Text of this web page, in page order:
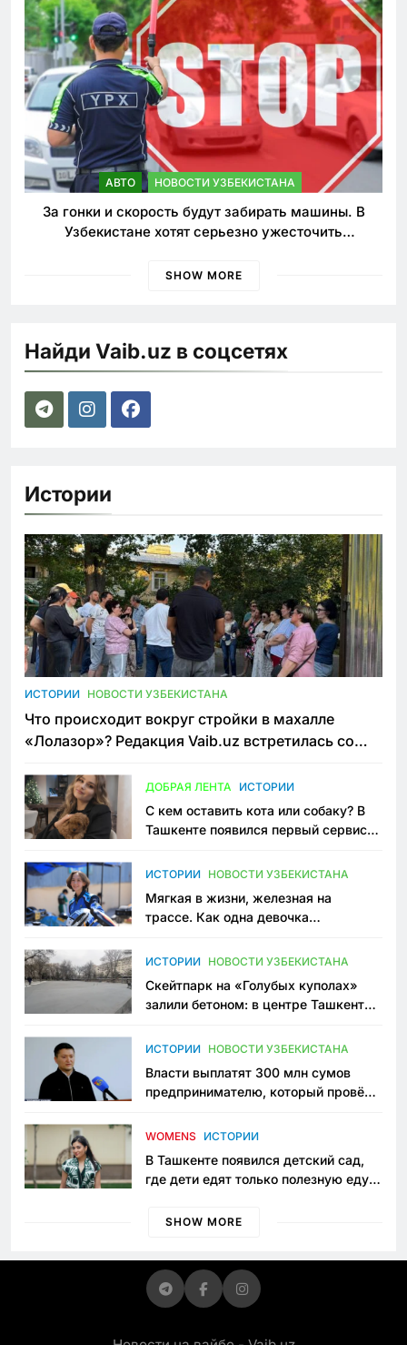
АВТО НОВОСТИ УЗБЕКИСТАНА
За гонки и скорость будут забирать машины. В
Узбекистане хотят серьезно ужесточить
SHOW MORE
Найди Vaib.uz в соцсетях
Истории
ИСТОРИИ НОВОСТИ УЗБЕКИСТАНА
Что происходит вокруг стройки в махалле
«Лолазор»? Редакция Vaib.uz встретилась со
ДОБРАЯ ЛЕНТА ИСТОРИИ
С кем оставить кота или собаку? В
Ташкенте появился первый сервис
ИСТОРИИ НОВОСТИ УЗБЕКИСТАНА
Мягкая в жизни, железная на
трассе. Как одна девочка
Узбекистане
ИСТОРИИ НОВОСТИ УЗБЕКИСТАНА
Скейтпарк на «Голубых куполах»
залили бетоном: в центре Ташкента
пространство
ИСТОРИИ НОВОСТИ УЗБЕКИСТАНА
Власти выплатят 300 млн сумов
предпринимателю, который провёл
приговору
WOMENS ИСТОРИИ
В Ташкенте появился детский сад,
где дети едят только полезную еду.
просить «кашу без сахара»
SHOW MORE